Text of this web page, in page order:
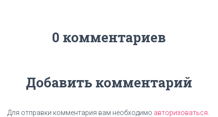
0 комментариев
Добавить комментарий
Для отправки комментария вам необходимо авторизоваться